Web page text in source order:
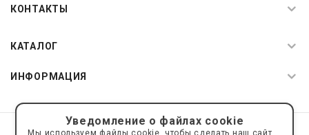
КОНТАКТЫ
КАТАЛОГ
ИНФОРМАЦИЯ
© 2019—2026 Интернет пространство АкваРос sale@a-ros.ru
Уведомление о файлах cookie
Мы используем файлы cookie, чтобы сделать наш сайт